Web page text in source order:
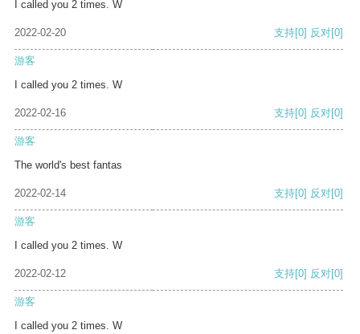
I called you 2 times. W
2022-02-20 支持[0] 反对[0]
游客
I called you 2 times. W
2022-02-16 支持[0] 反对[0]
游客
The world's best fantas
2022-02-14 支持[0] 反对[0]
游客
I called you 2 times. W
2022-02-12 支持[0] 反对[0]
游客
I called you 2 times. W